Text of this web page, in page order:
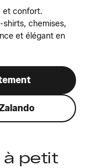
et confort.
chemises,
et élégant en
à petit